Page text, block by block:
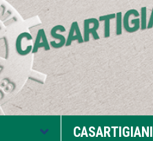
CASARTIGIANI